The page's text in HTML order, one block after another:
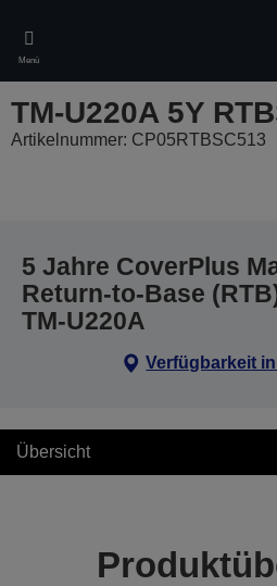
main
content
Menü
TM-U220A 5Y
Artikelnummer: CP05RTBSC513
5 Jahre CoverPlus
Return-to-Base
TM-U220A
Verfügbarkeit
Übersicht